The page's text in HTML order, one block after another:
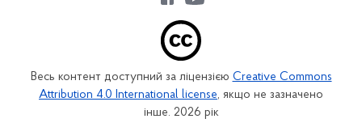
Весь контент доступний за ліцензією Creative Commons
Attribution 4.0 International license, якщо не зазначено
інше. 2026 рік